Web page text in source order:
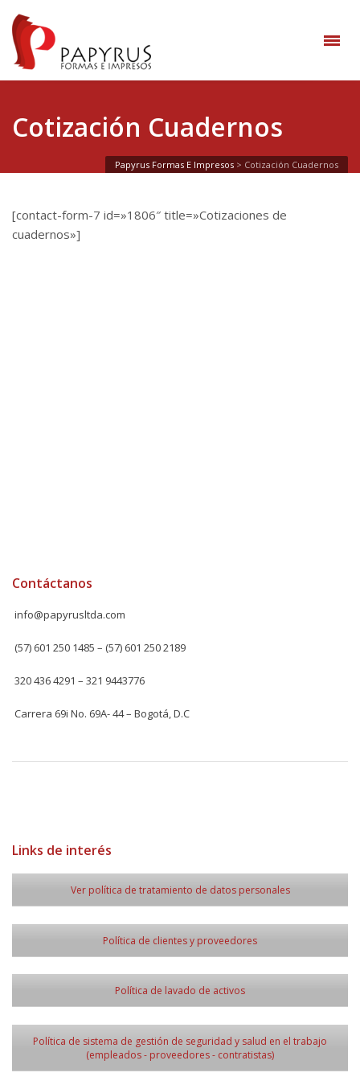
Cotización Cuadernos
Papyrus Formas E Impresos > Cotización Cuadernos
[contact-form-7 id=»1806″ title=»Cotizaciones de
cuadernos»]
Contáctanos
info@papyrusltda.com
(57) 601 250 1485 – (57) 601 250 2189
320 436 4291 – 321 9443776
Carrera 69i No. 69A- 44 – Bogotá, D.C
Links de interés
Ver política de tratamiento de datos personales
Política de clientes y proveedores
Política de lavado de activos
Política de sistema de gestión de seguridad y salud en el trabajo
(empleados - proveedores - contratistas)